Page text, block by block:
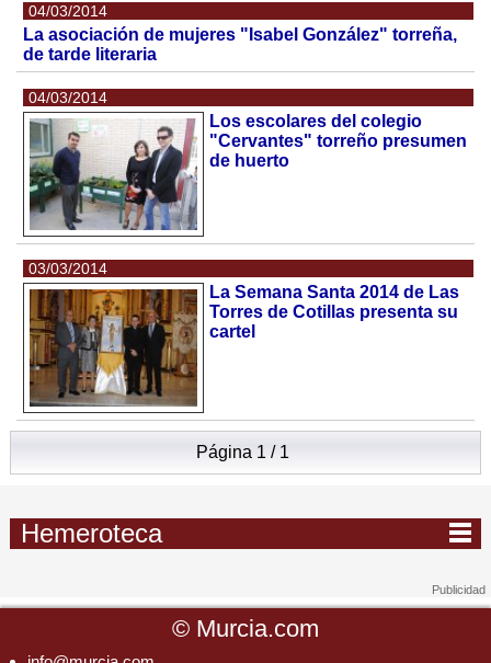
04/03/2014
La asociación de mujeres "Isabel González" torreña,
de tarde literaria
04/03/2014
Los escolares del colegio
"Cervantes" torreño presumen
de huerto
03/03/2014
La Semana Santa 2014 de Las
Torres de Cotillas presenta su
cartel
Página 1 / 1
Hemeroteca
© Murcia.com